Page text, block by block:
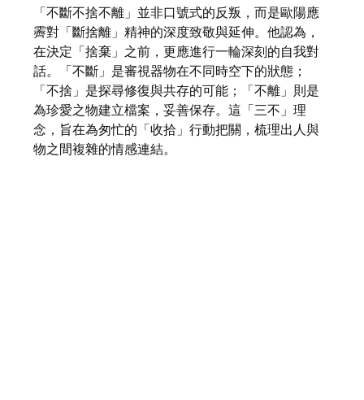
「不斷不捨不離」並非口號式的反叛，而是歐陽應
霽對「斷捨離」精神的深度致敬與延伸。他認為，
在決定「捨棄」之前，更應進行一輪深刻的自我對
話。「不斷」是審視器物在不同時空下的狀態；
「不捨」是探尋修復與共存的可能；「不離」則是
為珍愛之物建立檔案，妥善保存。這「三不」理
念，旨在為匆忙的「收拾」行動把關，梳理出人與
物之間複雜的情感連結。